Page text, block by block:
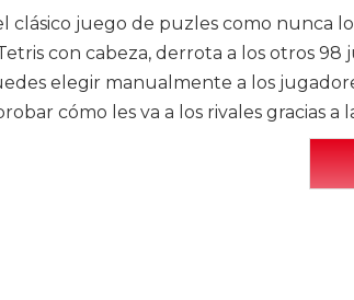
clásico juego de puzles como nunca
con cabeza, derrota a los otros
elegir manualmente a los
cómo les va a los rivales gracias a